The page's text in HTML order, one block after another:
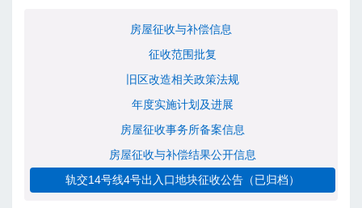
房屋征收与补偿信息
征收范围批复
旧区改造相关政策法规
年度实施计划及进展
房屋征收事务所备案信息
房屋征收与补偿结果公开信息
轨交14号线4号出入口地块征收公告（已归档）